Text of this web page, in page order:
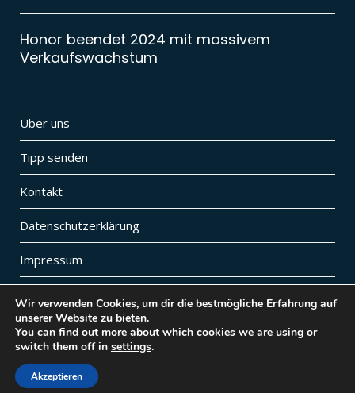
Honor beendet 2024 mit massivem
Verkaufswachstum
Über uns
Tipp senden
Kontakt
Datenschutzerklärung
Impressum
Diese Website ist Teil von
| Besuche auch
unsere Digital Lifestyle Website
Wir verwenden Cookies, um dir die bestmögliche Erfahrung auf
unserer Website zu bieten.
You can find out more about which cookies we are using or
switch them off in settings.
Akzeptieren